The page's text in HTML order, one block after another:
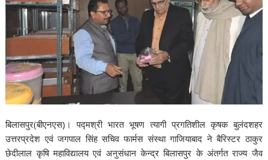
बिलासपुर(बीएनएस)। पद्मश्री भारत भूषण त्यागी प्रगतिशील कृषक बुलंदशहर
उत्तरप्रदेश एवं जगपाल सिंह सचिव फार्मस संस्था गाजियाबाद ने बैरिस्टर ठाकुर
छेदीलाल कृषि महाविद्यालय एवं अनुसंधान केन्द्र बिलासपुर के अंतर्गत राज्य जैव